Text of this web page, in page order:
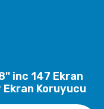
inc 147 Ekran
Koruyucu